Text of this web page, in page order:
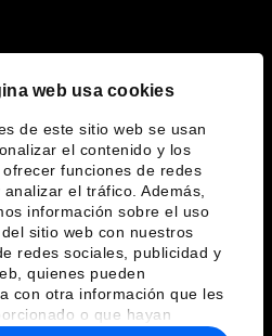
web usa cookies
de este sitio web se usan
el contenido y los
funciones de redes
el tráfico. Además,
información sobre el uso
sitio web con nuestros
redes sociales, publicidad y
quienes pueden
con otra información que les
o que hayan